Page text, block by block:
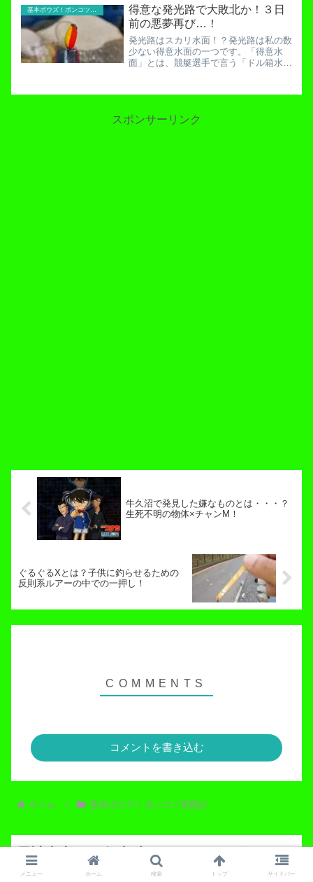
ていた「山ちゃん串」ができたという放
送が流れます。ここで個人情...
得意な発光路で大敗北か！３日
前の悪夢再び…！
発光路はスカリ水面！？発光路は私の数
少ない得意水面の一つです。「得意水
面」とは、競艇選手で言う「ドル箱水
か。簡単に言うと得意な場所という意味
スポンサーリンク
牛久沼で発見した嫌なものとは・・・？
生死不明の物体×チャンM！
ぐるぐるXとは？子供に釣らせるための
反則系ルアーの中での一押し！
コメントを書き込む
ホーム 基本ボウズ！ポンコツ実践記
累計売上1000個突破！バベルキング＆バべ
ル王も愛用の人間失格系ルアー！
メニュー ホーム 検索 トップ サイドバー